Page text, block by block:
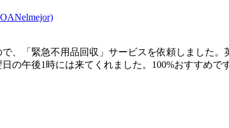
、「緊急不用品回収」サービスを依頼しました
の午後1時には来てくれました。100%おすすめ